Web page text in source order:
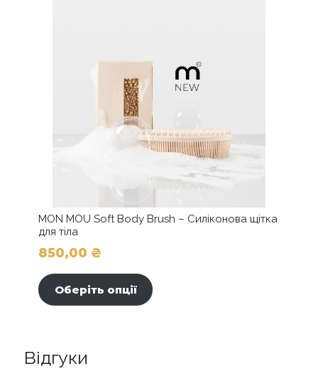
MON MOU Soft Body Brush – Силіконова щітка
для тіла
850,00 ₴
Оберіть опції
Відгуки